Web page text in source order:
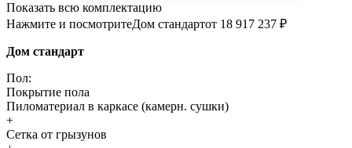
Показать всю комплектацию
Нажмите и посмотритеДом стандартот 18 917 237 ₽
Дом стандарт
Пол:
Покрытие пола
Пиломатериал в каркасе (камерн. сушки)
+
Сетка от грызунов